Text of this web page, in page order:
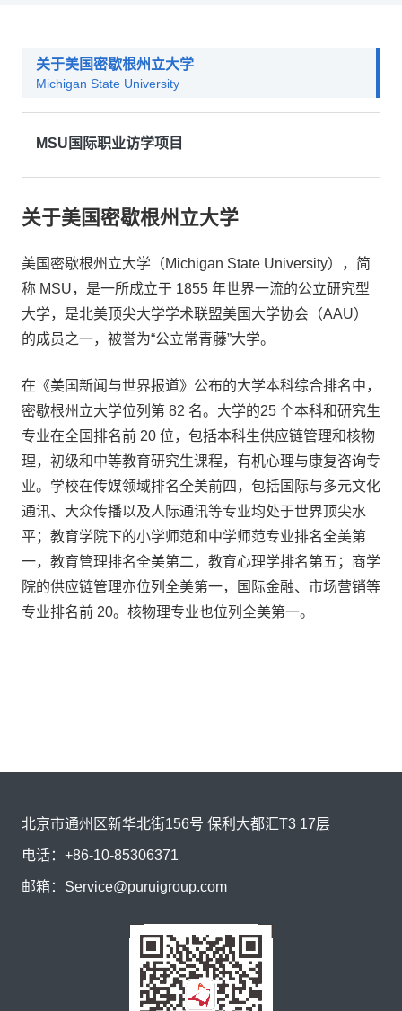
关于美国密歇根州立大学
Michigan State University
MSU国际职业访学项目
关于美国密歇根州立大学
美国密歇根州立大学（Michigan State University），简
称 MSU，是一所成立于 1855 年世界一流的公立研究型
大学，是北美顶尖大学学术联盟美国大学协会（AAU）
的成员之一，被誉为“公立常青藤”大学。
在《美国新闻与世界报道》公布的大学本科综合排名中，
密歇根州立大学位列第 82 名。大学的25 个本科和研究生
专业在全国排名前 20 位，包括本科生供应链管理和核物
理，初级和中等教育研究生课程，有机心理与康复咨询专
业。学校在传媒领域排名全美前四，包括国际与多元文化
通讯、大众传播以及人际通讯等专业均处于世界顶尖水
平；教育学院下的小学师范和中学师范专业排名全美第
一，教育管理排名全美第二，教育心理学排名第五；商学
院的供应链管理亦位列全美第一，国际金融、市场营销等
专业排名前 20。核物理专业也位列全美第一。
北京市通州区新华北街156号 保利大都汇T3 17层
电话： +86-10-85306371
邮箱： Service@puruigroup.com